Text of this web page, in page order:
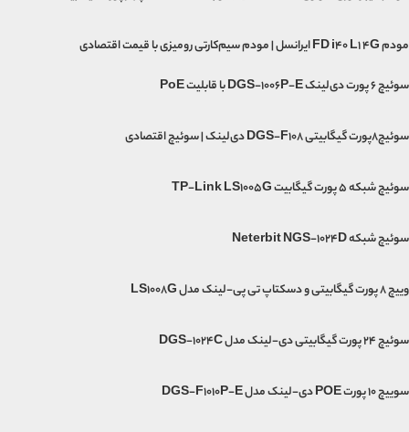
مودم FD i40 L1 4G ایرانسل | مودم سیم‌کارتی رومیزی با قیمت اقتصادی
سوئیچ ۶ پورت دی‌لینک DGS-1006P-E با قابلیت PoE
سوئیچ۸پورت گیگابیتی DGS-F108 دی‌لینک | سوئیچ اقتصادی
سوئیچ شبکه 5 پورت گیگابیت TP-Link LS1005G
سوئیچ شبکه Neterbit NGS-1024D
وییچ 8 پورت گیگابیتی و دسکتاپ تی پی-لینک مدل LS1008G
سوئیچ 24 پورت گیگابیتی دی-لینک مدل DGS-1024C
سوییچ 10 پورت POE دی-لینک مدل DGS-F1010P-E